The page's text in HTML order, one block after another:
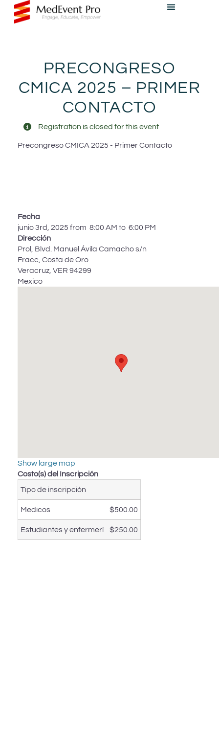
PRECONGRESO
CMICA 2025 – PRIMER
CONTACTO
Registration is closed for this event
Precongreso CMICA 2025 - Primer Contacto
Fecha
junio 3rd, 2025 from 8:00 AM to 6:00 PM
Dirección
Prol, Blvd. Manuel Ávila Camacho s/n
Fracc, Costa de Oro
Veracruz, VER 94299
Mexico
Show large map
Costo(s) del Inscripción
Tipo de inscripción
Medicos $500.00
Estudiantes y enfermerí $250.00